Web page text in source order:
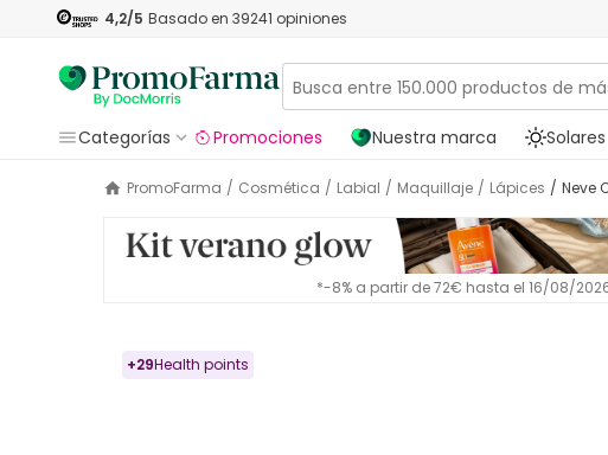
4,2/5 Basado en 39241 opiniones
Categorías
Promociones Nuestra marca Solares
PromoFarma / Cosmética / Labial / Maquillaje / Lápices /
*-8% a partir de 72€ hasta el 16/08/
+29Health points